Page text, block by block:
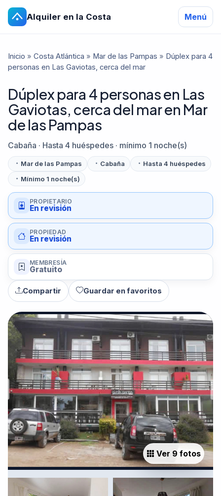
Alquiler en la Costa Menú
Inicio » Costa Atlántica » Mar de las Pampas » Dúplex para 4
personas en Las Gaviotas, cerca del mar
Dúplex para 4 personas en Las
Gaviotas, cerca del mar en Mar
de las Pampas
Cabaña · Hasta 4 huéspedes · mínimo 1 noche(s)
Mar de las Pampas Cabaña
Hasta 4 huéspedes
Mínimo 1 noche(s)
PROPIETARIO
En revisión
PROPIEDAD
En revisión
MEMBRESÍA
Gratuito
Compartir Guardar en favoritos
Ver 9 fotos